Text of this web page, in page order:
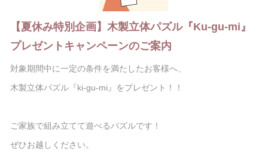
【夏休み特別企画】木製立体パズル『Ku-gu-mi』
プレゼントキャンペーンのご案内
対象期間中に一定の条件を満たしたお客様へ、
木製立体パズル『ki-gu-mi』をプレゼント！！
ご家族で組み立てて遊べるパズルです！
ぜひお越しください。